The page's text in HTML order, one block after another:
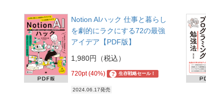
Notion AIハック 仕事と暮らし
を劇的にラクにする72の最強
アイデア【PDF版】
1,980円（税込）
720pt (40%) ? 生存戦略セール！
2024.06.17発売